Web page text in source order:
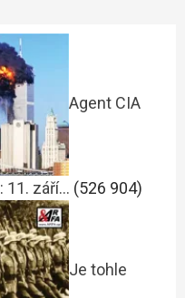
Agent CIA
11. září… (526 904)
Je tohle